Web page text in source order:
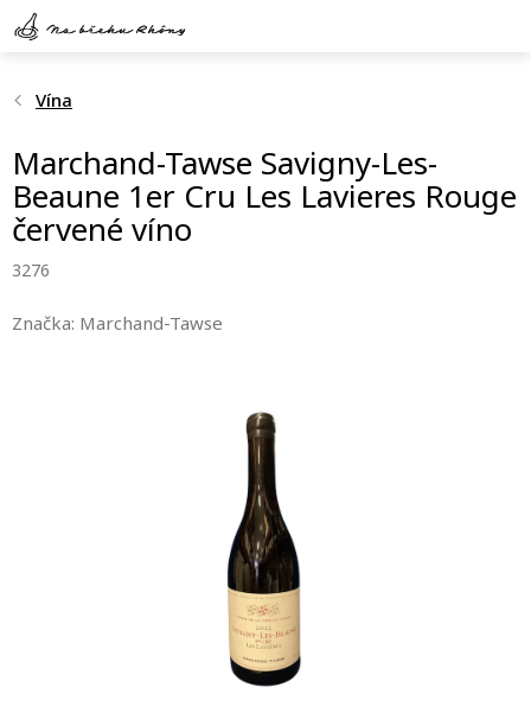
Přejít
na
Vína
Marchand-Tawse Savigny-Les-
Beaune 1er Cru Les Lavieres Rouge
červené víno
3276
Značka: Marchand-Tawse